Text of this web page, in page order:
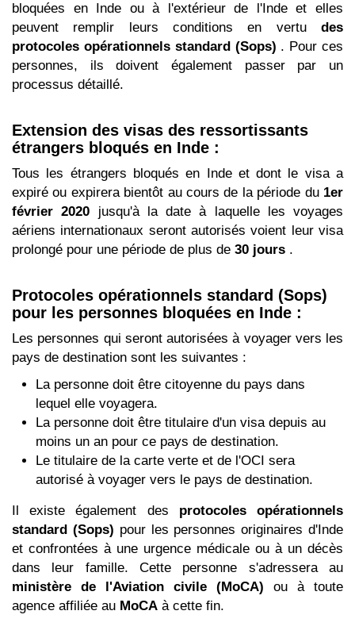
bloquées en Inde ou à l'extérieur de l'Inde et elles
peuvent remplir leurs conditions en vertu des
protocoles opérationnels standard (Sops) . Pour ces
personnes, ils doivent également passer par un
processus détaillé.
Extension des visas des ressortissants
étrangers bloqués en Inde :
Tous les étrangers bloqués en Inde et dont le visa a
expiré ou expirera bientôt au cours de la période du 1er
février 2020 jusqu'à la date à laquelle les voyages
aériens internationaux seront autorisés voient leur visa
prolongé pour une période de plus de 30 jours .
Protocoles opérationnels standard (Sops)
pour les personnes bloquées en Inde :
Les personnes qui seront autorisées à voyager vers les
pays de destination sont les suivantes :
La personne doit être citoyenne du pays dans
lequel elle voyagera.
La personne doit être titulaire d'un visa depuis au
moins un an pour ce pays de destination.
Le titulaire de la carte verte et de l'OCI sera
autorisé à voyager vers le pays de destination.
Il existe également des protocoles opérationnels
standard (Sops) pour les personnes originaires d'Inde
et confrontées à une urgence médicale ou à un décès
dans leur famille. Cette personne s'adressera au
ministère de l'Aviation civile (MoCA) ou à toute
agence affiliée au MoCA à cette fin.